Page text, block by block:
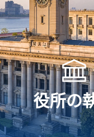
役所の